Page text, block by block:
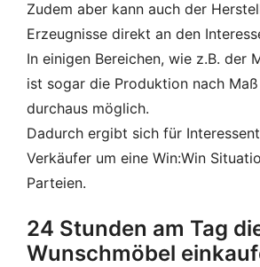
Zudem aber kann auch der
Erzeugnisse direkt an den
In einigen Bereichen, wie z.B. der
ist sogar die Produktion nach
durchaus möglich.
Dadurch ergibt sich für
Verkäufer um eine Win:Win
Parteien.
24 Stunden am Tag
Wunschmöbel